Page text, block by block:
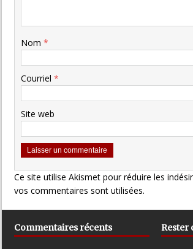
Nom *
Courriel *
Site web
Ce site utilise Akismet pour réduire les
vos commentaires sont utilisées.
Commentaires récents Rester